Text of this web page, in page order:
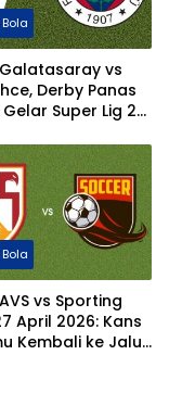
vs
Derby Panas
Super Lig 27
vs Sporting
April 2026: Kans
Kembali ke Jalur